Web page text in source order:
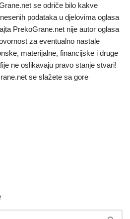
se odriče bilo kakve
podataka u djelovima oglasa
PrekoGrane.net nije autor oglasa
za eventualno nastale
materijalne, financijske i druge
ne oslikavaju pravo stanje stvari!
se slažete sa gore